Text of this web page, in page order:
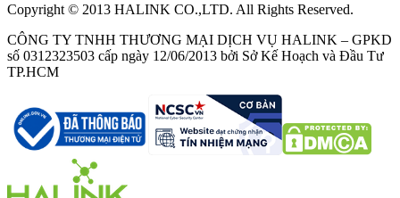
Copyright © 2013 HALINK CO.,LTD. All Rights Reserved.
CÔNG TY TNHH THƯƠNG MẠI DỊCH VỤ HALINK – GPKD
số 0312323503 cấp ngày 12/06/2013 bởi Sở Kế Hoạch và Đầu Tư
TP.HCM